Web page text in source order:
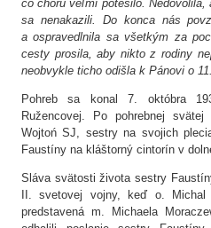
čo chorú veľmi potešilo.
sa nenakazili. Do konca nás
a ospravedlnila sa všetkým za
cesty prosila, aby nikto z rodiny
neobvykle ticho odišla k Pánovi o
Pohreb sa konal 7. októbra
Ružencovej. Po pohrebnej
Wojtoń SJ, sestry na svojich
Faustíny na kláštorný cintorín v
Sláva svätosti života sestry
II. svetovej vojny, keď o.
predstavená m. Michaela